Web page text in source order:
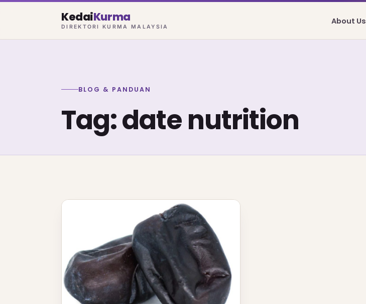
KedaiKurma
DIREKTORI KURMA MALAYSIA
About Us
BLOG & PANDUAN
Tag: date nutrition